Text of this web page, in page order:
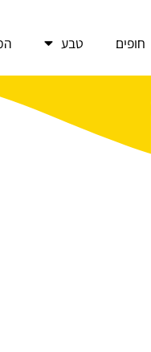
חופים טבע